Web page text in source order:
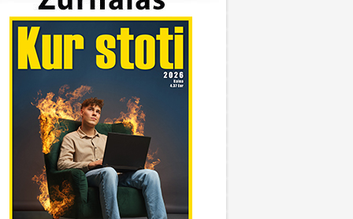
kuriame studijuojate, studijų skyrių.
galite rasti čia:
www.vu.lt/studentams/paslaugos-
akademinis-konsultavimas.
Pasieniečių mokykla
norėjau pasiklaust jeigu turi anglų ir
valstybinį, turi B kategorija, bet gal šiek
fiziškai silpnesnis esi tinkamas tarnybai? Ar
prasme fizo įskaita yra pagrindinis dalykas
į pasieniečių mokyklą?
Lietuvos policijos mokykla
paskambinkite 070060076.